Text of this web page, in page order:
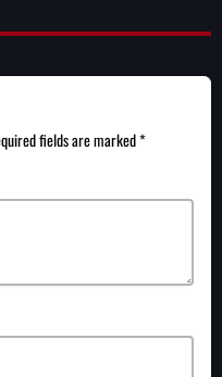
fields are marked *